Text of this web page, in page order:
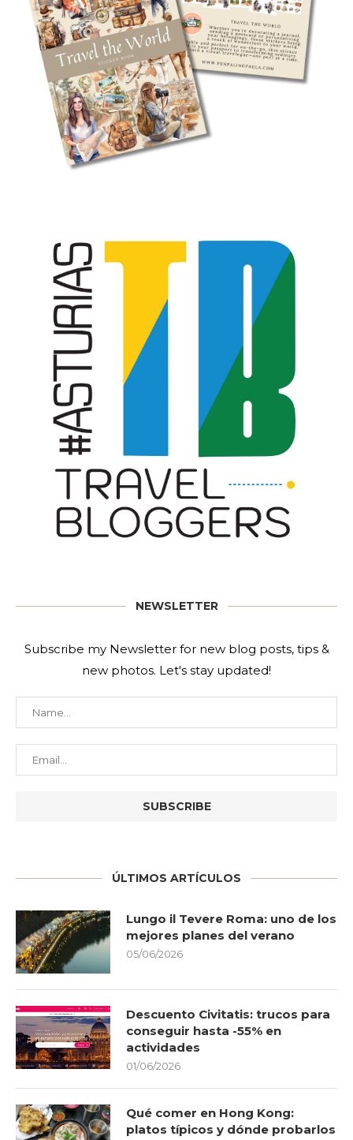
NEWSLETTER
Subscribe my Newsletter for new blog posts, tips &
new photos. Let's stay updated!
ÚLTIMOS ARTÍCULOS
Lungo il Tevere Roma: uno de los
mejores planes del verano
05/06/2026
Descuento Civitatis: trucos para
conseguir hasta -55% en
actividades
01/06/2026
Qué comer en Hong Kong:
platos típicos y dónde probarlos